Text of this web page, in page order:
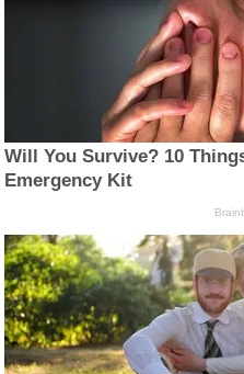
Will You Survive? 10
Emergency Kit